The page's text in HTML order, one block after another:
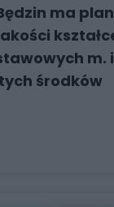
ma plan
m.
środków